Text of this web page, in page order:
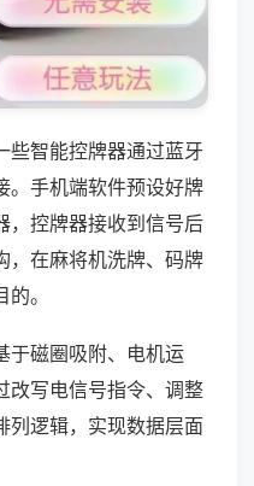
些智能控牌器通过蓝牙
。手机端软件预设好牌
，控牌器接收到信号后
，在麻将机洗牌、码牌
。
于磁圈吸附、电机运
改写电信号指令、调整
列逻辑，实现数据层面